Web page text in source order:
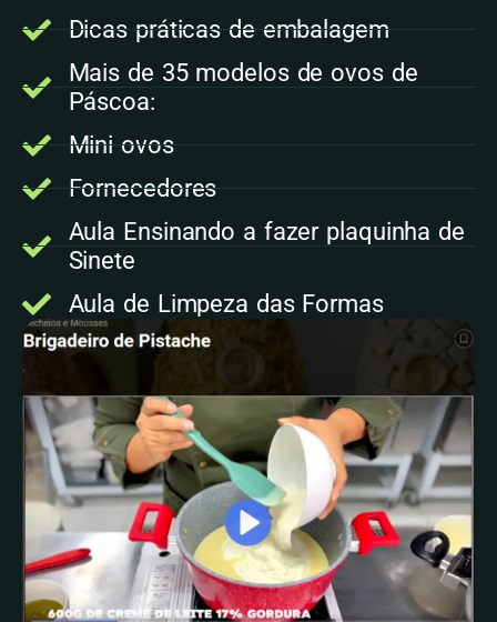
Dicas práticas de embalagem
Mais de 35 modelos de ovos de
Páscoa:
Mini ovos
Fornecedores
Aula Ensinando a fazer plaquinha de
Sinete
Aula de Limpeza das Formas